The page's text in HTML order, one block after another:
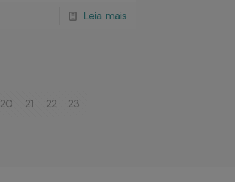
Leia mais
20 21 22
23